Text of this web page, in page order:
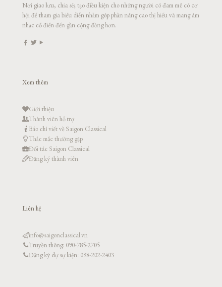
Nơi giao lưu, chia sẻ; tạo điều kiện cho những người có đam mê có cơ
hội để tham gia biểu diễn nhằm góp phần nâng cao thị hiếu và mang âm
nhạc cổ điển đến gần cộng đồng hơn.
Xem thêm
Giới thiệu
Thành viên hỗ trợ
Báo chí viết về Saigon Classical
Thắc mắc thường gặp
Đối tác Saigon Classical
Đăng ký thành viên
Liên hệ
info@saigonclassical.vn
Truyền thông: 090-785-2705
Đăng ký dự sự kiện: 098-202-2403